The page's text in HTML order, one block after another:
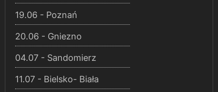
19.06 - Poznań
20.06 - Gniezno
04.07 - Sandomierz
11.07 - Bielsko- Biała